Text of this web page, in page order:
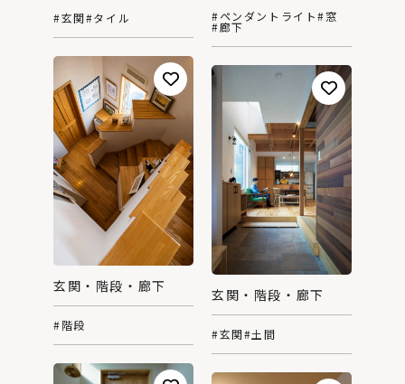
#玄関#タイル #ペンダントライト#窓
#廊下
玄関・階段・廊下
#階段
玄関・階段・廊下
#玄関#土間